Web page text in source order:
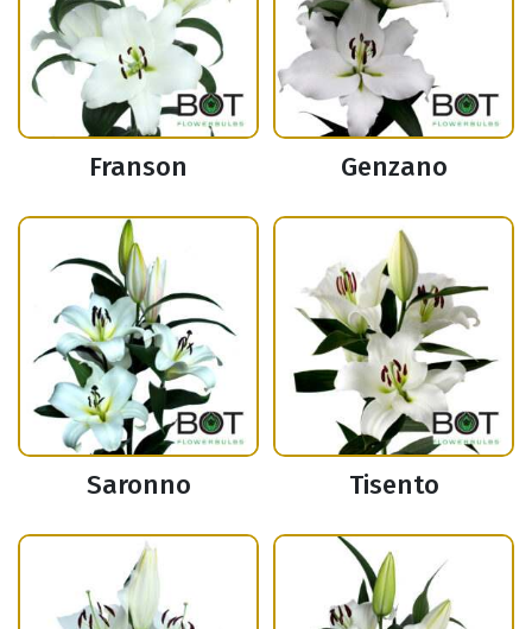
Franson Genzano
Saronno Tisento